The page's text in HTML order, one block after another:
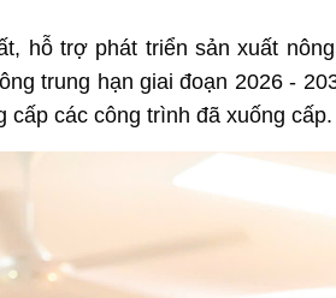
hỗ trợ phát triển sản xuất
trung hạn giai đoạn 2026 -
cấp các công trình đã xuống cấp.